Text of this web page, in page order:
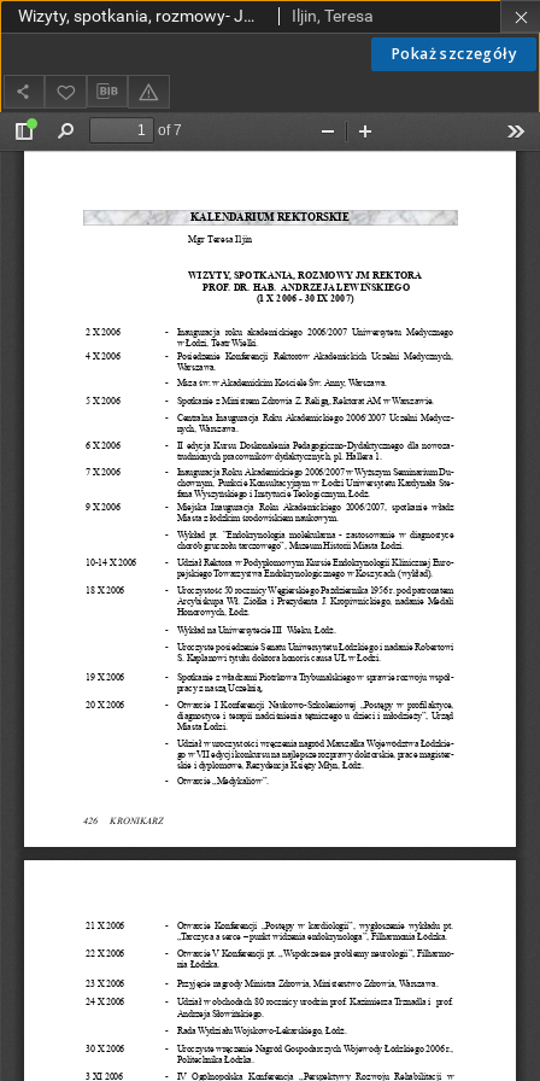
Pokaż szczegóły
Wizyty, spotkania, rozmowy- JM Rektora prof. dr hab. Andrzeja Lewińskiego Iljin, Teresa